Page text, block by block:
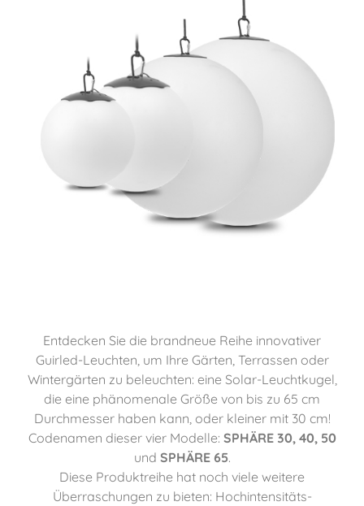
Entdecken Sie die brandneue Reihe innovativer
Guirled-Leuchten, um Ihre Gärten, Terrassen oder
Wintergärten zu beleuchten: eine Solar-Leuchtkugel,
die eine phänomenale Größe von bis zu 65 cm
Durchmesser haben kann, oder kleiner mit 30 cm!
Codenamen dieser vier Modelle: SPHÄRE 30, 40, 50
und SPHÄRE 65.
Diese Produktreihe hat noch viele weitere
Überraschungen zu bieten: Hochintensitäts-